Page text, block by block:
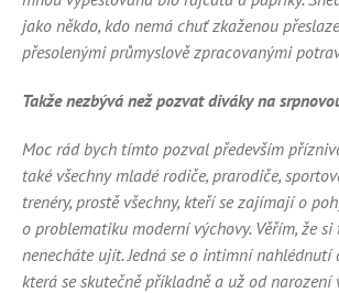
jako někdo, kdo nemá chuť zkaženou
přesolenými průmyslově zpracovanými
Takže nezbývá než pozvat diváky na
Moc rád bych tímto pozval především
také všechny mladé rodiče, prarodiče,
trenéry, prostě všechny, kteří se zajímají o
o problematiku moderní výchovy. Věřím, že
nenecháte ujít. Jedná se o intimní nahlédnutí
která se skutečně příkladně a už od narození